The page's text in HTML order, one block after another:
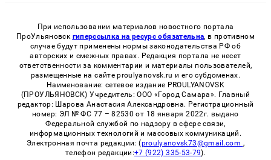
При использовании материалов новостного портала
ПроУльяновск гиперссылка на ресурс обязательна, в противном
случае будут применены нормы законодательства РФ об
авторских и смежных правах. Редакция портала не несет
ответственности за комментарии и материалы пользователей,
размещенные на сайте proulyanovsk.ru и его субдоменах.
Наименование: сетевое издание PROULYANOVSK
(ПРОУЛЬЯНОВСК) Учредитель: ООО «Город Самара». Главный
редактор: Шарова Анастасия Александровна. Регистрационный
номер: ЭЛ № ФС 77 – 82530 от 18 января 2022г. выдано
Федеральной службой по надзору в сфере связи,
информационных технологий и массовых коммуникаций.
Электронная почта редакции: (proulyanovsk73@gmail.com ,
телефон редакции:+7 (922) 335-53-79).